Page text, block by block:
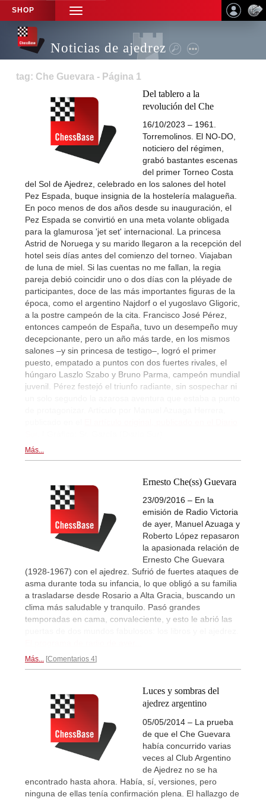
SHOP
TOGGLE
NAVIGATION
Noticias de ajedrez
tag: Che Guevara - Página 1
Del tablero a la
revolución del Che
16/10/2023 – 1961.
Torremolinos. El NO-DO,
noticiero del régimen,
grabó bastantes escenas
del primer Torneo Costa
del Sol de Ajedrez, celebrado en los salones del hotel
Pez Espada, buque insignia de la hostelería malagueña.
En poco menos de dos años desde su inauguración, el
Pez Espada se convirtió en una meta volante obligada
para la glamurosa 'jet set' internacional. La princesa
Astrid de Noruega y su marido llegaron a la recepción del
hotel seis días antes del comienzo del torneo. Viajaban
de luna de miel. Si las cuentas no me fallan, la regia
pareja debió coincidir uno o dos días con la pléyade de
participantes, doce de las más importantes figuras de la
época, como el argentino Najdorf o el yugoslavo Gligoric,
a la postre campeón de la cita. Francisco José Pérez,
entonces campeón de España, tuvo un desempeño muy
decepcionante, pero un año más tarde, en los mismos
salones –y sin princesa de testigo–, logró el primer
puesto, empatado a puntos con dos fuertes rivales, el
húngaro Laszlo Szabo y Bruno Parma, campeón mundial
juvenil. Pérez festejó el triunfo radiante, sin sospechar ni
Más...
Ernesto Che(ss) Guevara
23/09/2016 – En la
emisión de Radio Victoria
de ayer, Manuel Azuaga y
Roberto López repasaron
la apasionada relación de
Ernesto Che Guevara
(1928-1967) con el ajedrez. Sufrió de fuertes ataques de
asma durante toda su infancia, lo que obligó a su familia
a trasladarse desde Rosario a Alta Gracia, buscando un
clima más saludable y tranquilo. Pasó grandes
temporadas en cama, convaleciente, y esto le abrió las
Más... Comentarios 4
Luces y sombras del
ajedrez argentino
05/05/2014 – La prueba
de que el Che Guevara
había concurrido varias
veces al Club Argentino
de Ajedrez no se ha
encontrado hasta ahora. Había, sí, versiones, pero
ninguna de ellas tenía confirmación plena. El hallazgo de